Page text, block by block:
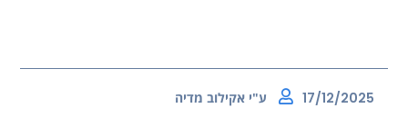
17/12/2025 ע"י אקילוב מדיה